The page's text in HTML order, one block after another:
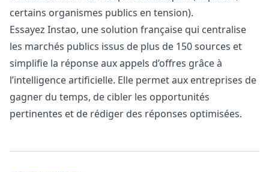
certains organismes publics en tension).
Essayez Instao, une solution française qui centralise
les marchés publics issus de plus de 150 sources et
simplifie la réponse aux appels d’offres grâce à
l’intelligence artificielle. Elle permet aux entreprises de
gagner du temps, de cibler les opportunités
pertinentes et de rédiger des réponses optimisées.